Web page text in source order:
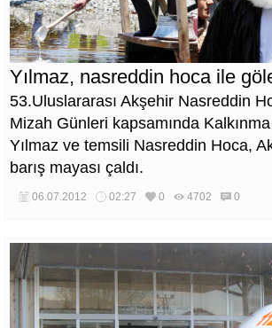
Yılmaz, nasreddin hoca ile
53.Uluslararası Akşehir Nasreddin
Mizah Günleri kapsamında
Yılmaz ve temsili Nasreddin Hoca,
barış mayası çaldı.
06.07.2012 02:27 0 4702 0